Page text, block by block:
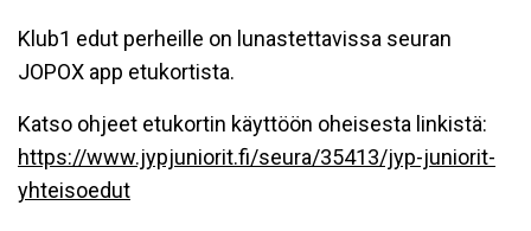
Klub1 edut perheille on lunastettavissa seuran
JOPOX app etukortista.
Katso ohjeet etukortin käyttöön oheisesta linkistä:
https://www.jypjuniorit.fi/seura/35413/jyp-juniorit-
yhteisoedut